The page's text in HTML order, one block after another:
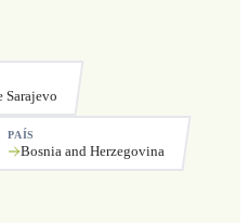
Sarajevo
PAÍS
Bosnia and Herzegovina